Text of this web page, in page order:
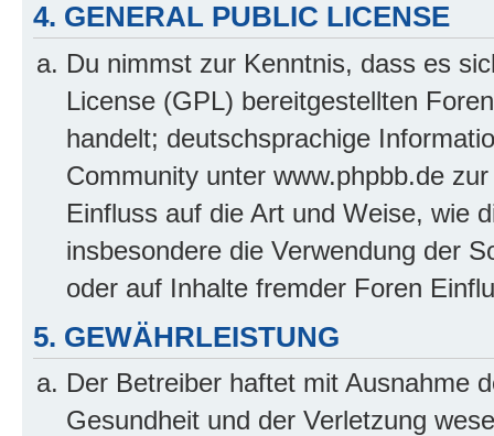
4. GENERAL PUBLIC LICENSE
Du nimmst zur Kenntnis, dass es
License (GPL) bereitgestellten
handelt; deutschsprachige
Community unter www.phpbb.de
Einfluss auf die Art und Weise, wie
insbesondere die Verwendung der
oder auf Inhalte fremder Foren
5. GEWÄHRLEISTUNG
Der Betreiber haftet mit Ausnahme
Gesundheit und der Verletzung